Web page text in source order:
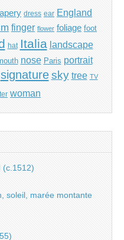
dress ear England
finger flower foliage foot
hat Italia landscape
nose Paris portrait
signature sky tree TV
woman
(c.1512)
soleil, marée montante